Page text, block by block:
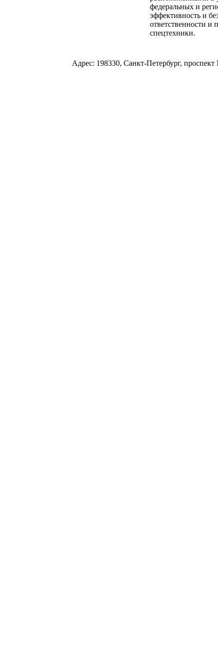
федеральных и
эффективность и
ответственности и
спецтехники.
Адрес: 198330, Санкт-Петербург,